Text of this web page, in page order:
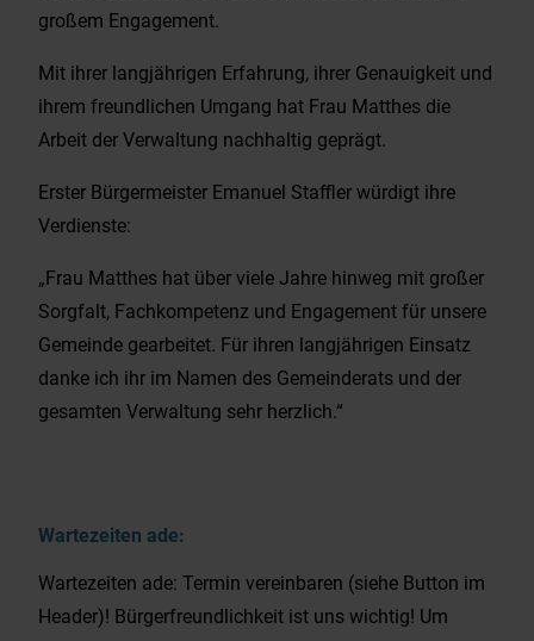
Wartezeiten ade:
Wartezeiten ade: Termin vereinbaren (siehe Button im
Header)! Bürgerfreundlichkeit ist uns wichtig! Um
großem Engagement.
Mit ihrer langjährigen Erfahrung, ihrer Genauigkeit und
ihrem freundlichen Umgang hat Frau Matthes die
Arbeit der Verwaltung nachhaltig geprägt.
Erster Bürgermeister Emanuel Staffler würdigt ihre
Verdienste:
„Frau Matthes hat über viele Jahre hinweg mit großer
Sorgfalt, Fachkompetenz und Engagement für unsere
Gemeinde gearbeitet. Für ihren langjährigen Einsatz
danke ich ihr im Namen des Gemeinderats und der
gesamten Verwaltung sehr herzlich.“